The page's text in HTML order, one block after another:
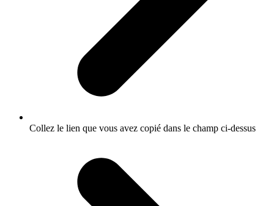
Collez le lien que vous avez copié dans le champ ci-dessus